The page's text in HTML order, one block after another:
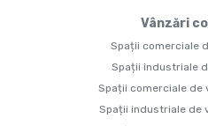
Vânzări
Spații comerciale
Spații industriale
Spații comerciale de
Spații industriale de